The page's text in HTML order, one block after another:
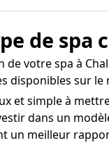
de spa
de votre spa à
disponibles sur le
et simple à
dans un
un meilleur